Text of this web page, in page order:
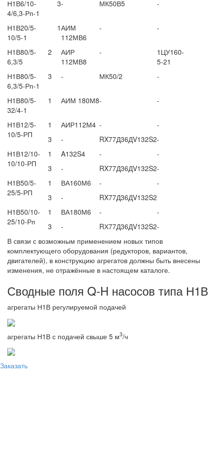
Н1В6/10-
4/6,3-Рп-1
3- МК50В5 -
Н1В20/5-
10/5-1
1АИМ
112МВ6
- -
Н1В80/5-
6,3/5
2
АИР
112МВ8
-
1ЦУ160-
5-21
Н1В80/5-
6,3/5-Рп-1
3 - МК50/2 -
Н1В80/5-
32/4-1
1 АИМ 180М8- -
Н1В12/5-
10/5-РП
1 АИР112М4 -
-
3
- RX77Д36ДV132S2-
Н1В12/10-
10/10-РП
1 A132S4 -
-
3
- RX77Д36ДV132S2-
Н1В50/5-
25/5-РП
1 ВА160М6 -
-
3
-
RX77Д36ДV132S2
Н1В50/10-
25/10-Рп
1 ВА180М6 -
-
3
- RХ77Д36ДV132S2-
В связи с возможным применением новых типов
комплектующего оборудования (редукторов, вариантов,
двигателей), в конструкцию агрегатов должны быть внесены
изменения, не отражённые в настоящем каталоге.
Сводные поля Q-H насосов типа Н1В
агрегаты Н1В регулируемой подачей
агрегаты Н1В с подачей свыше 5 м3/ч
Заказать